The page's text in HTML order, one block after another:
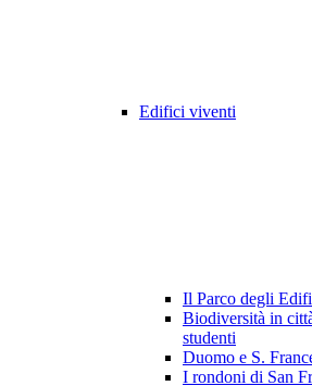
Edifici viventi
Il Parco degli
Biodiversità in
studenti
Duomo e S.
I rondoni di San